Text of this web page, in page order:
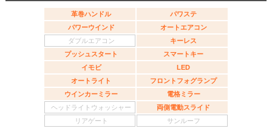
革巻ハンドル
パワステ
パワーウインド
オートエアコン
ダブルエアコン
キーレス
プッシュスタート
スマートキー
イモビ
LED
オートライト
フロントフォグランプ
ウインカーミラー
電格ミラー
ヘッドライトウォッシャー
両側電動スライド
リアゲート
サンルーフ